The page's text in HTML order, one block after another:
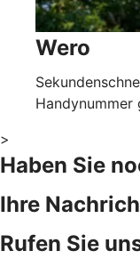
Wero
Handynummer
>
Haben Sie
Ihre
Rufen Sie